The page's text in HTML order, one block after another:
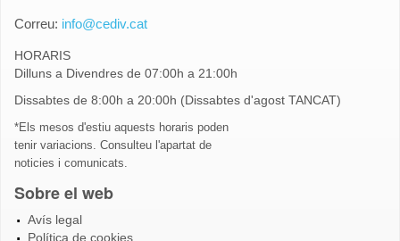
Correu: info@cediv.cat
HORARIS
Dilluns a Divendres de 07:00h a 21:00h
Dissabtes de 8:00h a 20:00h (Dissabtes d'agost TANCAT)
*Els mesos d'estiu aquests horaris poden
tenir variacions. Consulteu l'apartat de
noticies i comunicats.
Sobre el web
Avís legal
Política de cookies